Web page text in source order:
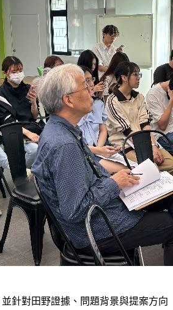
針對田野證據、問題背景與提案方向